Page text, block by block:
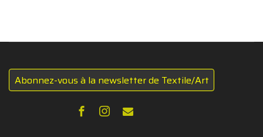
Abonnez-vous à la newsletter de Textile/Art